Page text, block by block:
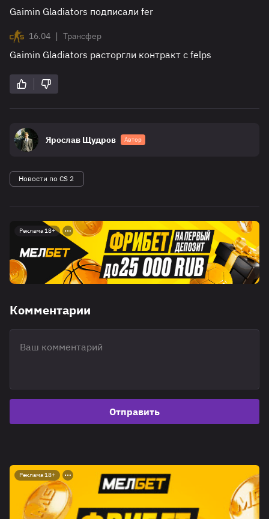
Gaimin Gladiators подписали fer
16.04 | Трансфер
Gaimin Gladiators расторгли контракт с felps
Ярослав Щудров Автор
Новости по CS 2
Реклама 18+
Комментарии
Отправить
Реклама 18+